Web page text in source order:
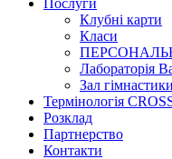
Послуги
Клубні карти
Класи
Лабораторія
Зал гімнастики
Термінологія
Розклад
Партнерство
Контакти